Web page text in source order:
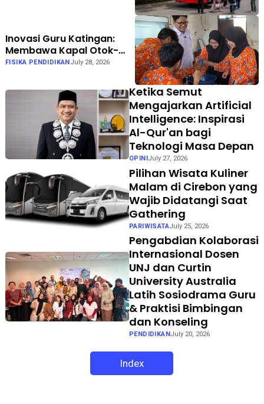
Inovasi Guru Katingan:
Membawa Kapal Otok-
Otok ke Kelas dengan
FISIKA PENDIDIKANJuly 28, 2026
Ketika Semut
Mengajarkan Artificial
Intelligence: Inspirasi
Al-Qur'an bagi
Teknologi Masa Depan
OPINI July 27, 2026
Pilihan Wisata Kuliner
Malam di Cirebon yang
Wajib Didatangi Saat
Gathering
PARIWISATAJuly 25, 2026
Pengabdian Kolaborasi
Internasional Dosen
UNJ dan Curtin
University Australia
Latih Sosiodrama Guru
& Praktisi Bimbingan
dan Konseling
PENDIDIKAN July 20, 2026
Index